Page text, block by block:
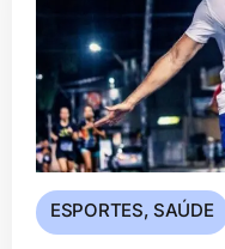
ESPORTES,SAÚDE